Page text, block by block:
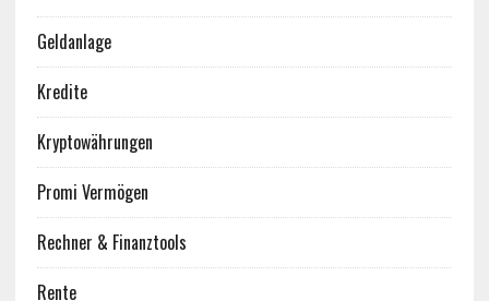
Geldanlage
Kredite
Kryptowährungen
Promi Vermögen
Rechner & Finanztools
Rente